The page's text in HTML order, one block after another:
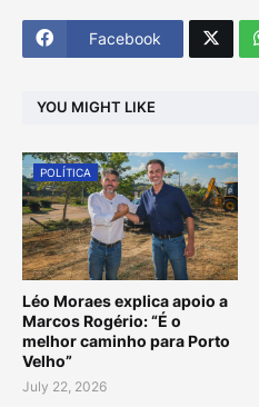
Facebook
YOU MIGHT LIKE
POLÍTICA
Léo Moraes explica apoio a
Marcos Rogério: “É o
melhor caminho para Porto
Velho”
July 22, 2026